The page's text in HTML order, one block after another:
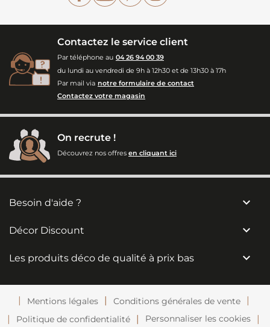
Contactez le service client
Par téléphone au 04 26 94 00 39
du lundi au vendredi de 9h à 12h30 et de 13h30 à 17h
Par mail via notre formulaire de contact
Contactez votre magasin
On recrute !
Découvrez nos offres en cliquant ici
Besoin d'aide ? 
Décor Discount 
Les produits déco de qualité à prix bas 
Mentions légales
Conditions générales de vente
Politique de confidentialité
Personnaliser les cookies